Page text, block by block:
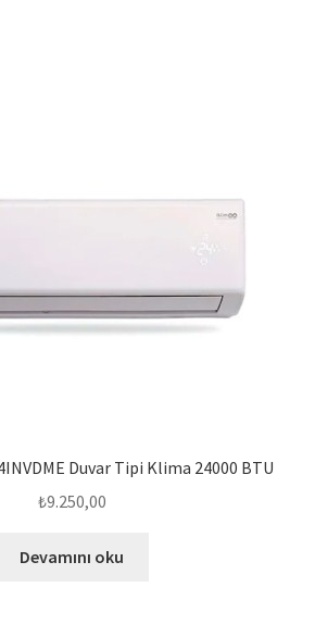
Duvar Tipi Klima 24000 BTU
₺9.250,00
Devamını oku